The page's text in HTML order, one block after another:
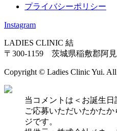
プライバシーポリシー
Instagram
LADIES CLINIC 結
〒300-1159 茨城県稲敷郡阿
Copyright © Ladies Clinic Yui. All
当コメントは＜お誕生
ご応募いただいたかた
ジです。